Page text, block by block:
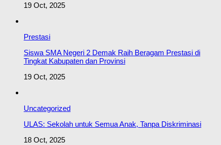
19 Oct, 2025
Prestasi
Siswa SMA Negeri 2 Demak Raih Beragam Prestasi di
Tingkat Kabupaten dan Provinsi
19 Oct, 2025
Uncategorized
ULAS: Sekolah untuk Semua Anak, Tanpa Diskriminasi
18 Oct, 2025